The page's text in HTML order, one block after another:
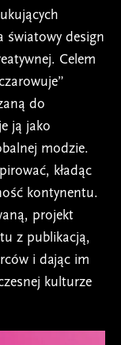
światowy design
Celem
do
ją jako
modzie.
kładąc
kontynentu.
projekt
z publikacją,
i dając im
kulturze